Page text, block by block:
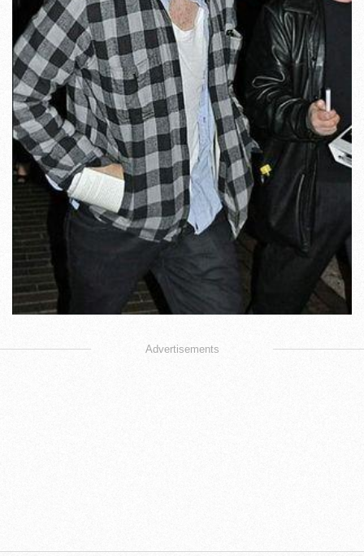
Advertisements